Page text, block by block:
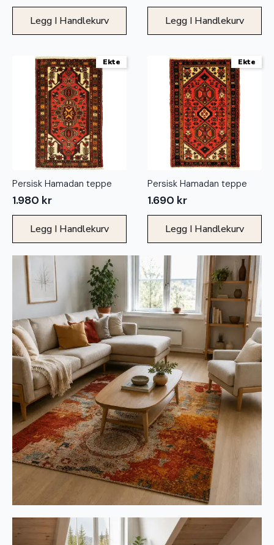
Legg I Handlekurv Legg I Handlekurv
Ekte
Persisk Hamadan teppe
1.980 kr
Legg I Handlekurv
Ekte
Persisk Hamadan teppe
1.690 kr
Legg I Handlekurv